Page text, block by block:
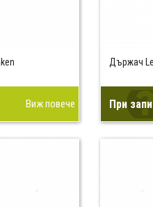
Виж повече
Държач
При